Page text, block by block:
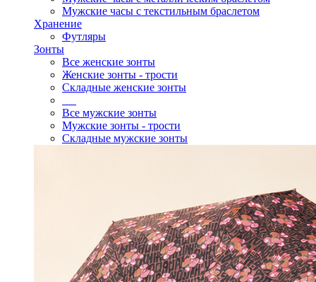
Мужские часы с текстильным браслетом
Хранение
Футляры
Зонты
Все женские зонты
Женские зонты - трости
Складные женские зонты
Все мужские зонты
Мужские зонты - трости
Складные мужские зонты